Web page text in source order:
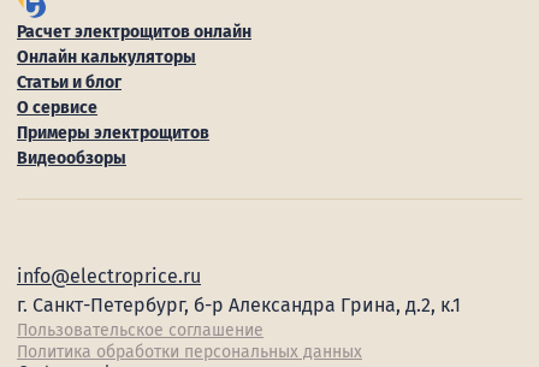
Расчет электрощитов онлайн
Онлайн калькуляторы
Статьи и блог
О сервисе
Примеры электрощитов
Видеообзоры
info@electroprice.ru
г. Санкт-Петербург, б-р Александра Грина, д.2, к.1
Пользовательское соглашение
Политика обработки персональных данных